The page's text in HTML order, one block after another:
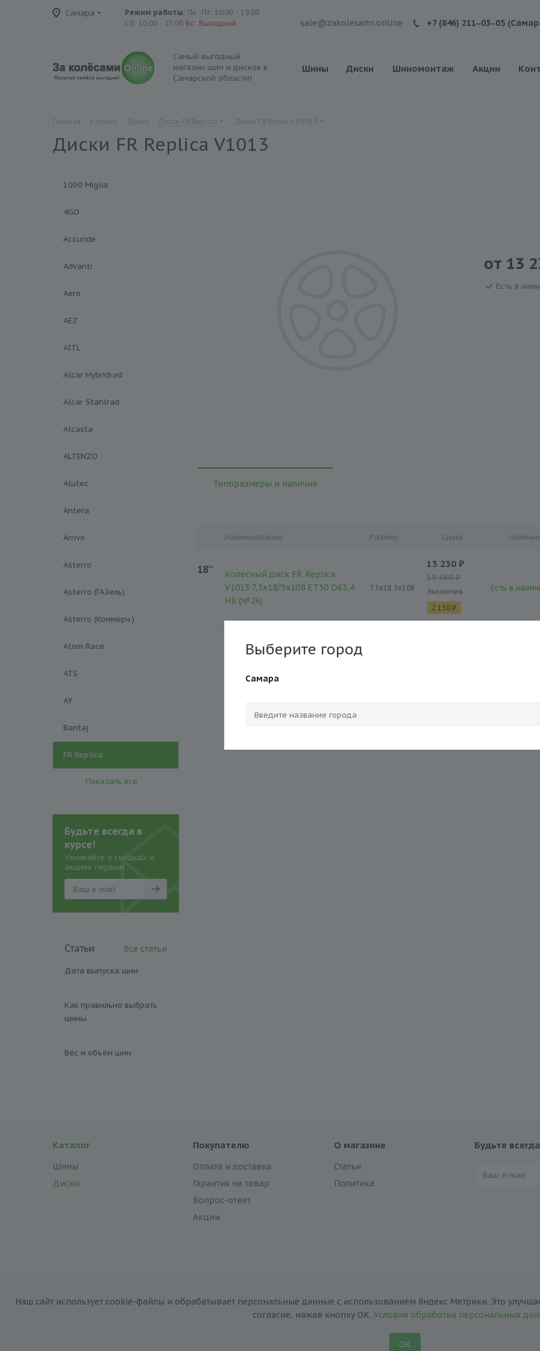
Самара Режим работы: Пн -Пт: 10:00 - 19:00
Сб: 10:00 - 15:00 Вс: Выходной sale@zakolesami.online +7 (846) 211‒03‒05
Самый выгодный
магазин шин и дисков в
Самарской области!
Шины Диски Шиномонтаж Акции
Диски FR Replica V1013
от 13
Есть в
Типоразмеры и наличие
Наименование Размер Цена
18''
Колесный диск FR Replica
V1013 7,5x18/5x108 ET50 D63,4
HB (№26)
7.5x18 5x108
13 230 ₽
15 380 ₽
Экономия
2 150 ₽
Есть в
1000 Miglia
4GO
Accuride
Advanti
Aero
AEZ
AITL
Alcar Hybridrad
Alcar Stahlrad
Alcasta
ALTENZO
Alutec
Antera
Arrivo
Asterro
Asterro (ГАЗель)
Asterro (Коммерч.)
Atom Race
ATS
AY
Bantaj
FR Replica
Показать все
Будьте всегда в
курсе!
Узнавайте о скидках и
акциях первым
Статьи Все статьи
Дата выпуска шин
Как правильно выбрать
шины
Вес и объём шин
Каталог
Шины
Диски
Покупателю
Оплата и доставка
Гарантия на товар
Вопрос-ответ
Акции
О магазине
Статьи
Политика
Будьте
Наш сайт использует cookie-файлы и обрабатывает персональные данные с использованием Яндекс Метрики. Это
согласие, нажав кнопку ОК. Условия обработки персональных
ОК
Выберите город
Самара